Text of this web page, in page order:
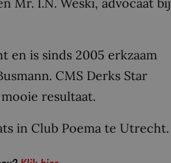
en is sinds 2005 erkzaam
CMS Derks Star
resultaat.
in Club Poema te Utrecht.